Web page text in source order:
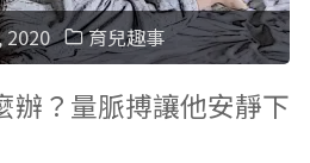
2020 育兒趣事
辦？量脈搏讓他安靜下